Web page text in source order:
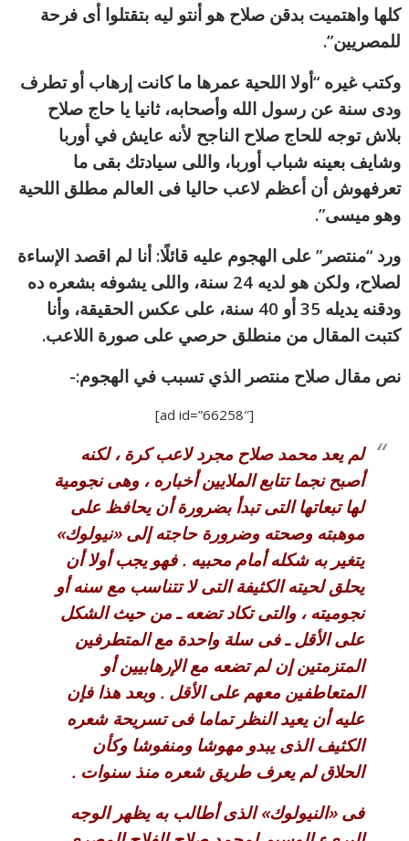
كلها واهتميت بدقن صلاح هو أنتو ليه بتقتلوا أى فرحة
للمصريين”.
وكتب غيره “أولا اللحية عمرها ما كانت إرهاب أو تطرف
ودى سنة عن رسول الله وأصحابه، ثانيا يا حاج صلاح
بلاش توجه للحاج صلاح الناجح لأنه عايش في أوربا
وشايف بعينه شباب أوربا، واللى سيادتك بقى ما
تعرفهوش أن أعظم لاعب حاليا فى العالم مطلق اللحية
وهو ميسى”.
ورد “منتصر” على الهجوم عليه قائلًا: أنا لم اقصد الإساءة
لصلاح، ولكن هو لديه 24 سنة، واللى يشوفه بشعره ده
ودقنه يديله 35 أو 40 سنة، على عكس الحقيقة، وأنا
كتبت المقال من منطلق حرصي على صورة اللاعب.
نص مقال صلاح منتصر الذي تسبب في الهجوم:-
[ad id=”66258″]
لم يعد محمد صلاح مجرد لاعب كرة ، لكنه
أصبح نجما تتابع الملايين أخباره ، وهى نجومية
لها تبعاتها التى تبدأ بضرورة أن يحافظ على
موهبته وصحته وضرورة حاجته إلى «نيولوك»
يتغير به شكله أمام محبيه . فهو يجب أولا أن
يحلق لحيته الكثيفة التى لا تتناسب مع سنه أو
نجوميته ، والتى تكاد تضعه ـ من حيث الشكل
على الأقل ـ فى سلة واحدة مع المتطرفين
المتزمتين إن لم تضعه مع الإرهابيين أو
المتعاطفين معهم على الأقل . وبعد هذا فإن
عليه أن يعيد النظر تماما فى تسريحة شعره
الكثيف الذى يبدو مهوشا ومنفوشا وكأن
الحلاق لم يعرف طريق شعره منذ سنوات .
فى «النيولوك» الذى أطالب به يظهر الوجه